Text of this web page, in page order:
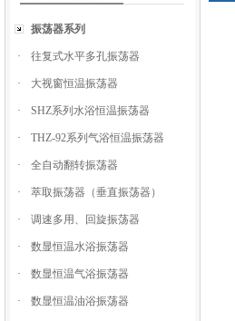
振荡器系列
· 往复式水平多孔振荡器
· 大视窗恒温振荡器
· SHZ系列水浴恒温振荡器
· THZ-92系列气浴恒温振荡器
· 全自动翻转振荡器
· 萃取振荡器（垂直振荡器）
· 调速多用、回旋振荡器
· 数显恒温水浴振荡器
· 数显恒温气浴振荡器
· 数显恒温油浴振荡器